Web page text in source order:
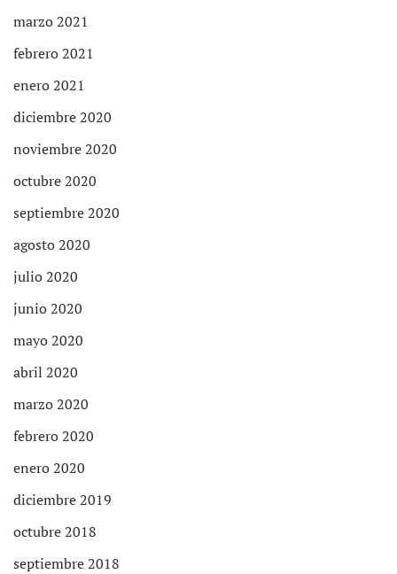
marzo 2021
febrero 2021
enero 2021
diciembre 2020
noviembre 2020
octubre 2020
septiembre 2020
agosto 2020
julio 2020
junio 2020
mayo 2020
abril 2020
marzo 2020
febrero 2020
enero 2020
diciembre 2019
octubre 2018
septiembre 2018